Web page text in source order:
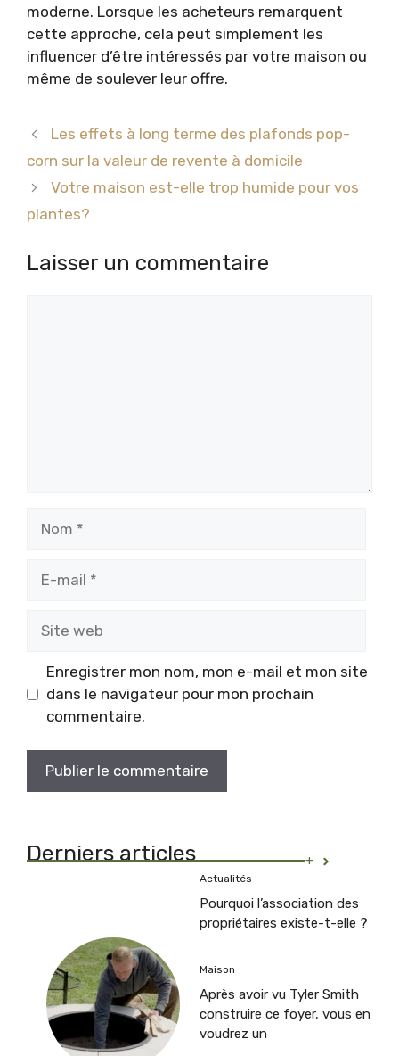
moderne. Lorsque les acheteurs remarquent
cette approche, cela peut simplement les
influencer d’être intéressés par votre maison ou
même de soulever leur offre.
Les effets à long terme des plafonds pop-
corn sur la valeur de revente à domicile
Votre maison est-elle trop humide pour vos
plantes?
Laisser un commentaire
mail
web
Enregistrer mon nom, mon e-mail et mon site
dans le navigateur pour mon prochain
commentaire.
Derniers articles +
Actualités
Pourquoi l’association des
propriétaires existe-t-elle ?
Maison
Après avoir vu Tyler Smith
construire ce foyer, vous en
voudrez un